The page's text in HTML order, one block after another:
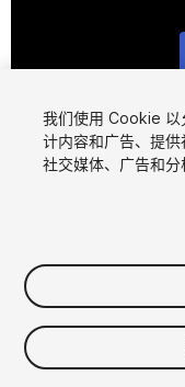
$10
增值税将在结算时计算
我们使用 Cookie 以
计内容和广告、提
社交媒体、广告和